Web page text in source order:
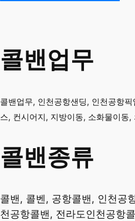
콜밴업무
콜밴업무, 인천공항샌딩, 인천공항
스, 컨시어지, 지방이동, 소화물이동
콜밴종류
콜밴, 콜벤, 공항콜밴, 인천공
천공항콜밴, 전라도인천공항